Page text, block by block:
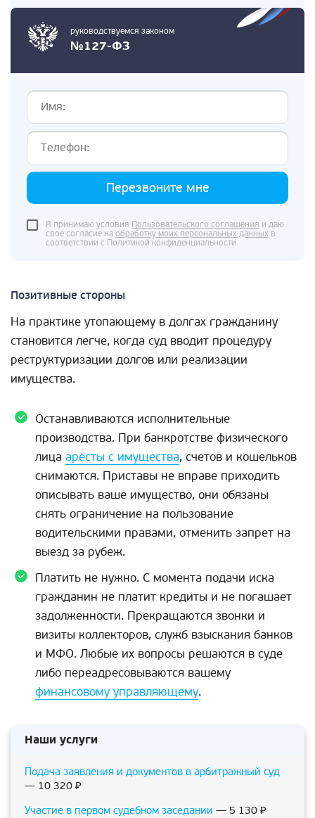
руководствуемся законом
№127-ФЗ
Перезвоните мне
Я принимаю условия Пользовательского соглашения и даю
свое согласие на обработку моих персональных данных в
соответствии с Политикой конфиденциальности
Позитивные стороны
На практике утопающему в долгах гражданину
становится легче, когда суд вводит процедуру
реструктуризации долгов или реализации
имущества.
Останавливаются исполнительные
производства. При банкротстве физического
лица аресты с имущества, счетов и кошельков
снимаются. Приставы не вправе приходить
описывать ваше имущество, они обязаны
снять ограничение на пользование
водительскими правами, отменить запрет на
выезд за рубеж.
Платить не нужно. С момента подачи иска
гражданин не платит кредиты и не погашает
задолженности. Прекращаются звонки и
визиты коллекторов, служб взыскания банков
и МФО. Любые их вопросы решаются в суде
либо переадресовываются вашему
финансовому управляющему.
Наши услуги
Подача заявления и документов в арбитражный суд
— 10 320 ₽
Участие в первом судебном заседании — 5 130 ₽